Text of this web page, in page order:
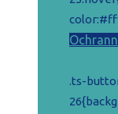
.ts-